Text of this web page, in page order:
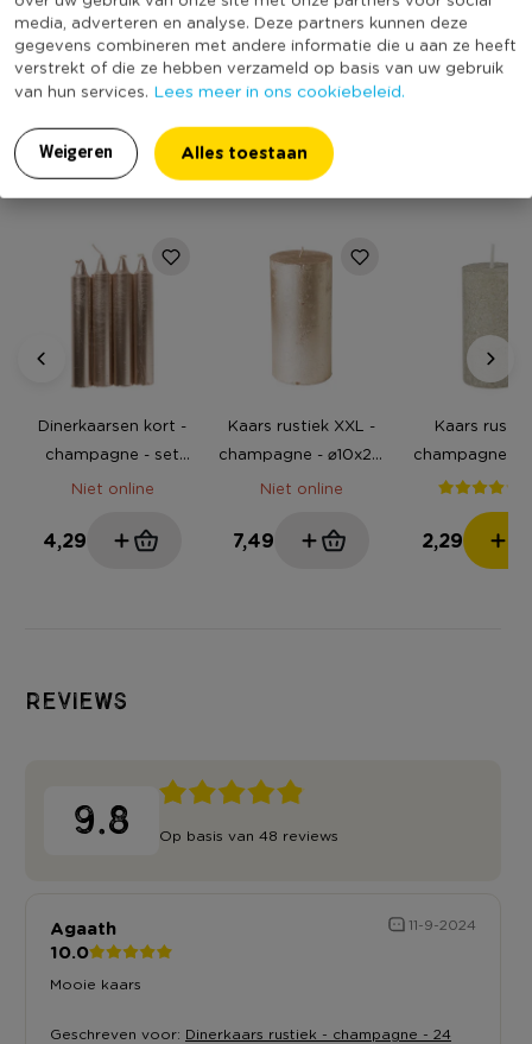
media, adverteren en analyse. Deze partners kunnen deze
gegevens combineren met andere informatie die u aan ze heeft
verstrekt of die ze hebben verzameld op basis van uw gebruik
van hun services. Lees meer in ons cookiebeleid.
Weigeren Alles toestaan
Aantal branduren
10
Duurzaamheidsscore
(Nog) geen score
bekend
MEER UIT DEZE SERIE
Dinerkaarsen kort -
champagne - set
van 4
Niet online
4,29
Kaars rustiek XXL -
champagne - ⌀10x20
cm
Niet online
7,49
Kaars
champagne -
cm
2,29
Reviews
9.8 Op basis van 48 reviews
Agaath 11-9-2024
10.0
Mooie kaars
Geschreven voor: Dinerkaars rustiek - champagne - 24